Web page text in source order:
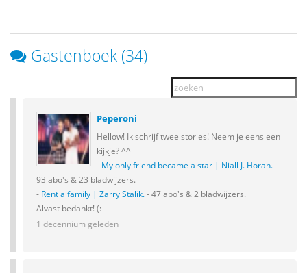
Gastenboek (34)
Peperoni
Hellow! Ik schrijf twee stories! Neem je eens een
kijkje? ^^
- My only friend became a star | Niall J. Horan. -
93 abo's & 23 bladwijzers.
- Rent a family | Zarry Stalik. - 47 abo's & 2 bladwijzers.
Alvast bedankt! (:
1 decennium geleden